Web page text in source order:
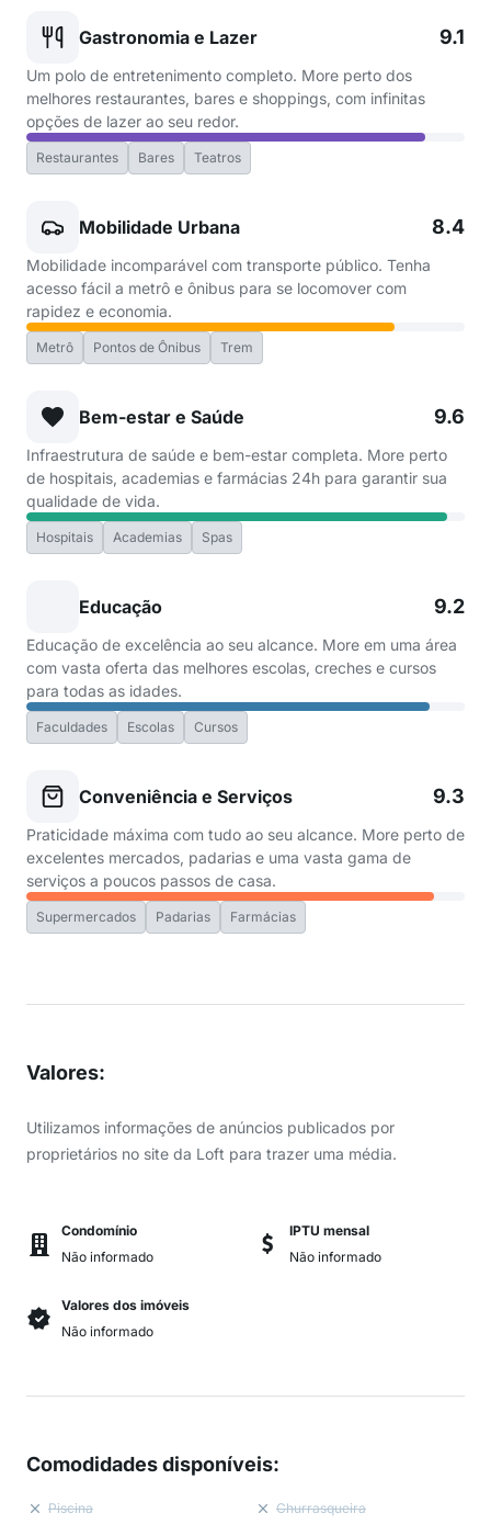
Gastronomia e Lazer 9.1
Um polo de entretenimento completo. More perto dos
melhores restaurantes, bares e shoppings, com infinitas
opções de lazer ao seu redor.
Restaurantes Bares Teatros
Mobilidade Urbana 8.4
Mobilidade incomparável com transporte público. Tenha
acesso fácil a metrô e ônibus para se locomover com
rapidez e economia.
Metrô Pontos de Ônibus Trem
Bem-estar e Saúde 9.6
Infraestrutura de saúde e bem-estar completa. More perto
de hospitais, academias e farmácias 24h para garantir sua
qualidade de vida.
Hospitais Academias Spas
Educação 9.2
Educação de excelência ao seu alcance. More em uma área
com vasta oferta das melhores escolas, creches e cursos
para todas as idades.
Faculdades Escolas Cursos
Conveniência e Serviços 9.3
Praticidade máxima com tudo ao seu alcance. More perto de
excelentes mercados, padarias e uma vasta gama de
serviços a poucos passos de casa.
Supermercados Padarias Farmácias
Valores:
Utilizamos informações de anúncios publicados por
proprietários no site da Loft para trazer uma média.
Condomínio
Não informado
IPTU mensal
Não informado
Valores dos imóveis
Não informado
Comodidades disponíveis:
Piscina Churrasqueira